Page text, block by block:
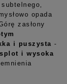
opada
zasłony
i puszysta -
i wysoka